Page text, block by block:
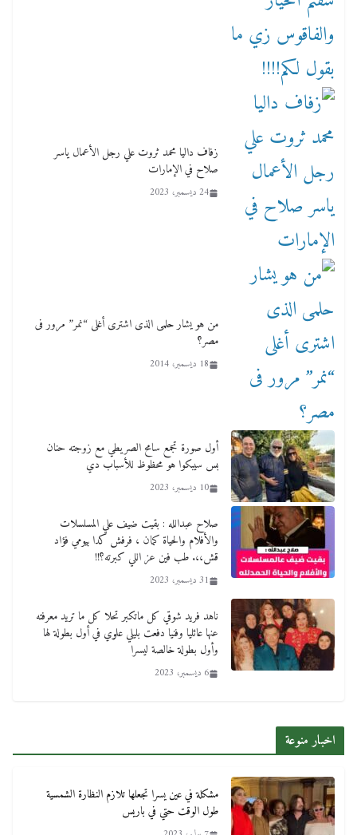
زفاف داليا محمد ثروت علي رجل الأعمال ياسر
صلاح في الإمارات
24 ديسمبر، 2023
من هو يشار حلمى الذى اشترى أغلى “نمر” مرور فى
مصر؟
18 ديسمبر، 2014
أول صورة تجمع سامح الصريطي مع زوجته حنان
بس سيبكوا هو محظوظ للأسباب دي
10 ديسمبر، 2023
صلاح عبدالله : بقيت ضيف علي المسلسلات
والأفلام والحياة كمان ، فرفش كدا بيومي فؤاد
قش،،. طب فين عز اللي كبرته؟!!
31 ديسمبر، 2023
ناهد فريد شوقي كل ماتكبر تحلا كل ما تريد معرفته
عنها عائليا وفنيا دفعت بليلي علوي في أول بطولة لها
وأول بطولة خالصة ليسرا
6 ديسمبر، 2023
اخبار منوعة
مشكلة في عين يسرا تجعلها تلازم النظارة الشمسية
طول الوقت حتي في باريس